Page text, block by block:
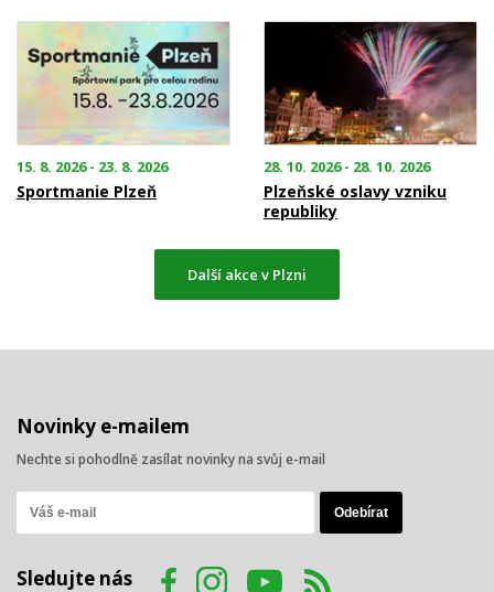
15. 8. 2026 - 23. 8. 2026
Sportmanie Plzeň
28. 10. 2026 - 28. 10. 2026
Plzeňské oslavy vzniku
republiky
Další akce v Plzni
Novinky e-mailem
Nechte si pohodlně zasílat novinky na svůj e-mail
Sledujte nás